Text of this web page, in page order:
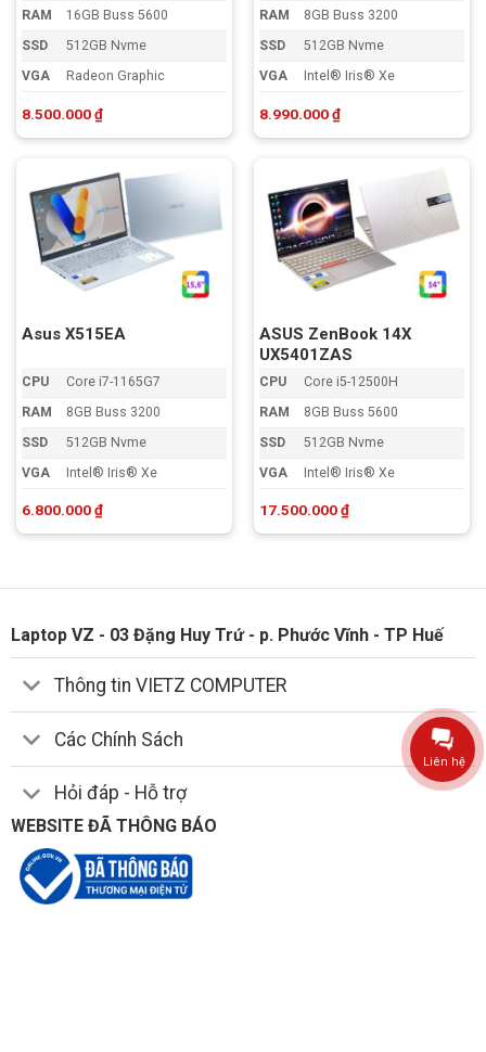
RAM
16GB Buss 5600
SSD
512GB Nvme
VGA
Radeon Graphic
8.500.000₫
RAM
8GB Buss 3200
SSD
512GB Nvme
VGA
Intel® Iris® Xe
8.990.000₫
Asus X515EA
CPU
Core i7-1165G7
RAM
8GB Buss 3200
SSD
512GB Nvme
VGA
Intel® Iris® Xe
6.800.000₫
ASUS ZenBook 14X
UX5401ZAS
CPU
Core i5-12500H
RAM
8GB Buss 5600
SSD
512GB Nvme
VGA
Intel® Iris® Xe
17.500.000₫
Laptop VZ - 03 Đặng Huy Trứ - p. Phước Vĩnh - TP Huế
Thông tin VIETZ COMPUTER
Các Chính Sách
Hỏi đáp - Hỗ trợ
WEBSITE ĐÃ THÔNG BÁO
Liên hệ